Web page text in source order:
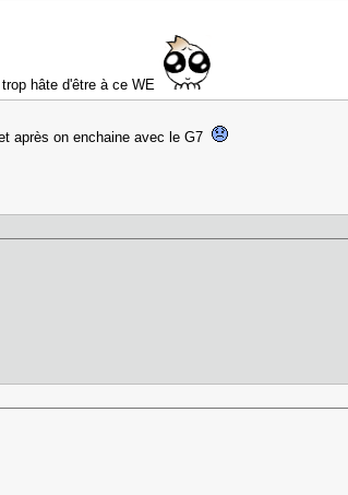
hâte d'être à ce WE
après on enchaine avec le G7